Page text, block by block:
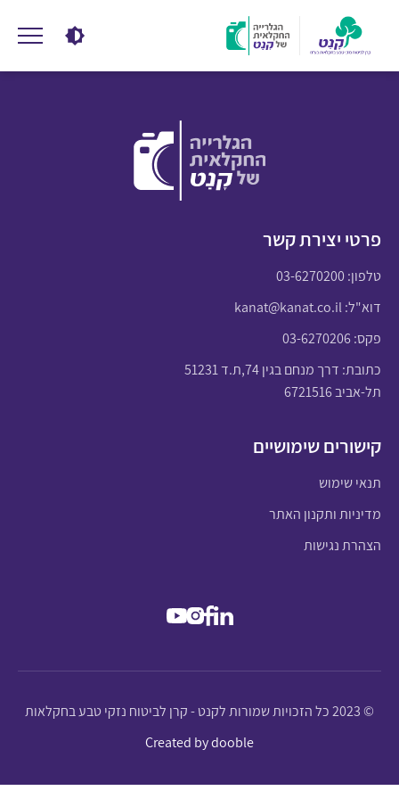
פרטי יצירת קשר
טלפון:03-6270200
דוא"ל:kanat@kanat.co.il
פקס: 03-6270206
כתובת: דרך מנחם בגין 74,ת.ד 51231
תל-אביב 6721516
קישורים שימושיים
תנאי שימוש
מדיניות ותקנון האתר
הצהרת נגישות
© 2023 כל הזכויות שמורות לקנט - קרן לביטוח נזקי טבע בחקלאות
Created by dooble